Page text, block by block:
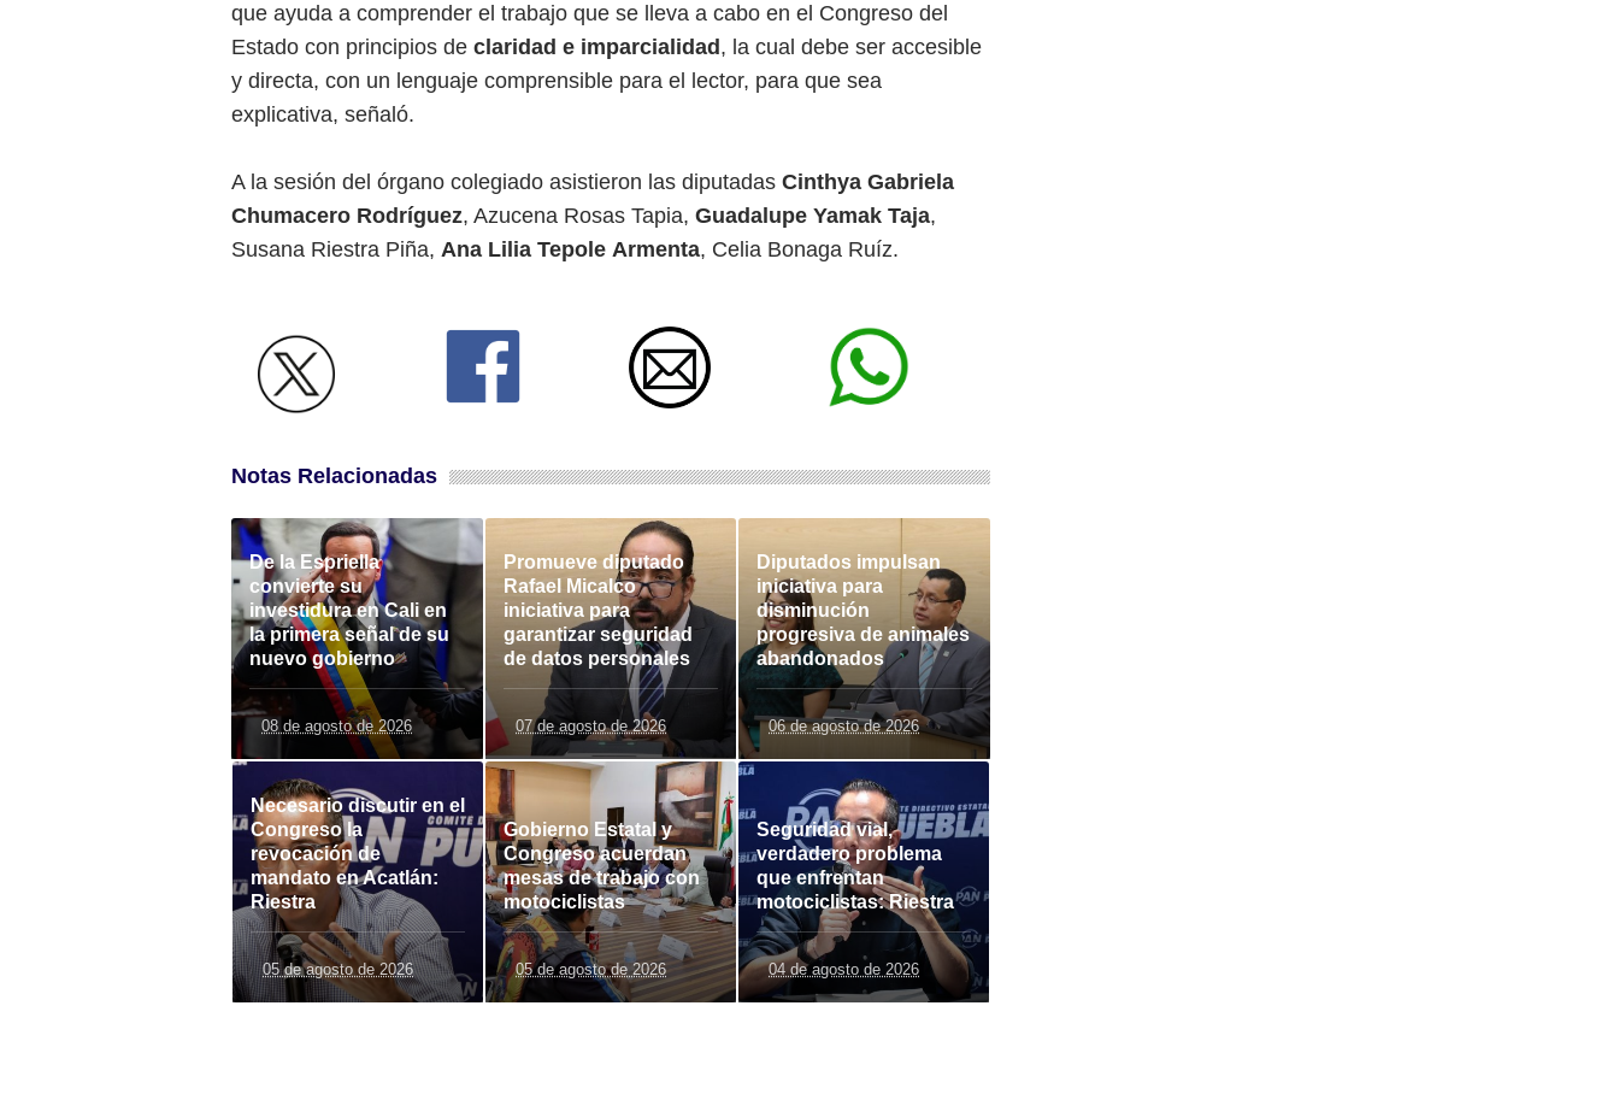
que ayuda a comprender el trabajo que se lleva a cabo en el Congreso del
Estado con principios de claridad e imparcialidad , la cual debe ser accesible
y directa, con un lenguaje comprensible para el lector, para que sea
explicativa, señaló.
A la sesión del órgano colegiado asistieron las diputadas Cinthya Gabriela
Chumacero Rodríguez, Azucena Rosas Tapia, Guadalupe Yamak Taja,
Susana Riestra Piña, Ana Lilia Tepole Armenta, Celia Bonaga Ruíz.
Notas Relacionadas
De la Espriella
convierte su
investidura en Cali en
la primera señal de su
nuevo gobierno
08 de agosto de 2026
Promueve diputado
Rafael Micalco
iniciativa para
garantizar seguridad
de datos personales
07 de agosto de 2026
Diputados impulsan
iniciativa para
disminución
progresiva de animales
abandonados
06 de agosto de 2026
Necesario discutir en el
Congreso la
revocación de
mandato en Acatlán:
Riestra
05 de agosto de 2026
Gobierno Estatal y
Congreso acuerdan
mesas de trabajo con
motociclistas
05 de agosto de 2026
Seguridad vial,
verdadero problema
que enfrentan
motociclistas: Riestra
04 de agosto de 2026